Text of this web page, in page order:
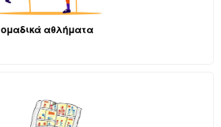
ομαδικά αθλήματα